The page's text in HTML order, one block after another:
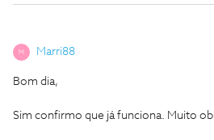
M Marri88
Bom dia,
Sim confirmo que já funciona. Muito